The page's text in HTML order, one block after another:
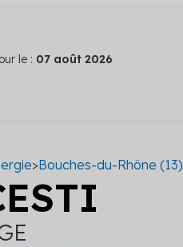
le : 07 août 2026
>Bouches-du-Rhône (13)